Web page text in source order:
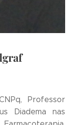
Professor
Diadema nas